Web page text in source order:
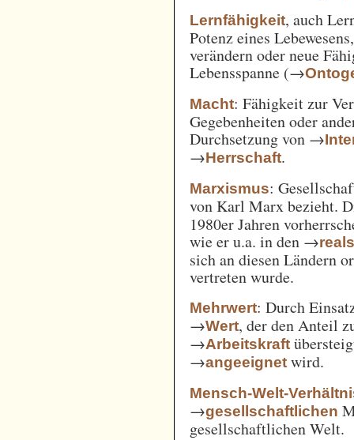
Lernfähigkeit, auch
Potenz eines
verändern oder neue
Lebensspanne (→
Macht: Fähigkeit zur
Gegebenheiten oder
Durchsetzung von →
→Herrschaft.
Marxismus:
von Karl Marx bezieht.
1980er Jahren
wie er u.a. in den →
sich an diesen Ländern
vertreten wurde.
Mehrwert: Durch
→Wert, der den Anteil
→Arbeitskraft
→angeeignet wird.
Mensch-Welt-
→gesellschaftlichen
gesellschaftlichen Welt.